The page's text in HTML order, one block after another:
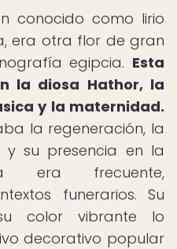
conocido como lirio
era otra flor de gran
egipcia. Esta
la diosa Hathor, la
y la maternidad.
la regeneración, la
su presencia en la
era frecuente,
funerarios. Su
color vibrante lo
decorativo popular